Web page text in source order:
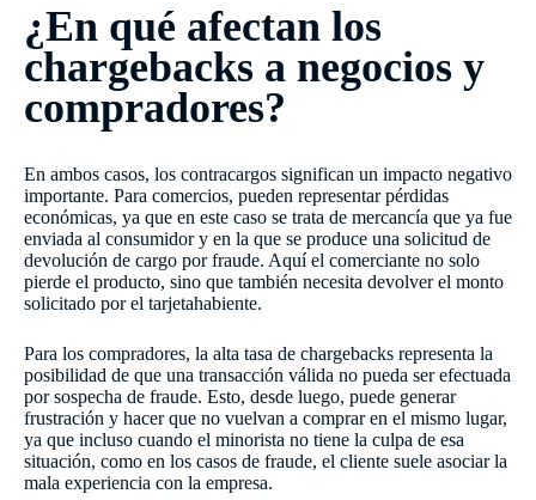
¿En qué afectan los
chargebacks a negocios y
compradores?
En ambos casos, los contracargos significan un impacto negativo
importante. Para comercios, pueden representar pérdidas
económicas, ya que en este caso se trata de mercancía que ya fue
enviada al consumidor y en la que se produce una solicitud de
devolución de cargo por fraude. Aquí el comerciante no solo
pierde el producto, sino que también necesita devolver el monto
solicitado por el tarjetahabiente.
Para los compradores, la alta tasa de chargebacks representa la
posibilidad de que una transacción válida no pueda ser efectuada
por sospecha de fraude. Esto, desde luego, puede generar
frustración y hacer que no vuelvan a comprar en el mismo lugar,
ya que incluso cuando el minorista no tiene la culpa de esa
situación, como en los casos de fraude, el cliente suele asociar la
mala experiencia con la empresa.